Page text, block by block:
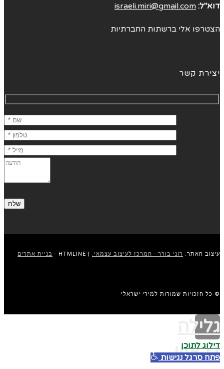
דוא"ל: israeli.miri@gmail.com
הצטרפו אלי ברשתות החברתיות
יצירת קשר
עיצוב האתר: רוני בורר - המרכז לעיצוב עצמאי. | HTMLINE - בניית אתרים
© כל הזכויות שמורות למירי ישראלי
גלילה
לראש
דילוג לתוכן
פתח סרגל נגישות